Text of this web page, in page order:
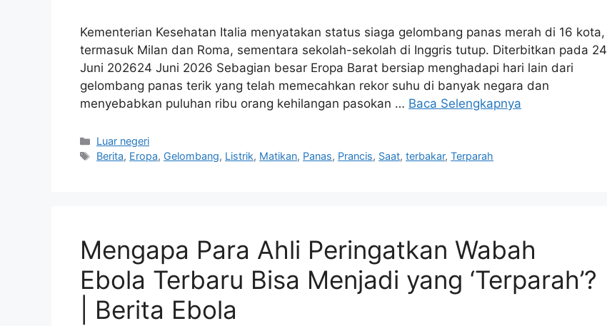
Kementerian Kesehatan Italia menyatakan status siaga gelombang panas merah di 16 kota,
termasuk Milan dan Roma, sementara sekolah-sekolah di Inggris tutup. Diterbitkan pada 24
Juni 202624 Juni 2026 Sebagian besar Eropa Barat bersiap menghadapi hari lain dari
gelombang panas terik yang telah memecahkan rekor suhu di banyak negara dan
menyebabkan puluhan ribu orang kehilangan pasokan … Baca Selengkapnya
Kategori
Luar negeri
Tag
Berita, Eropa, Gelombang, Listrik, Matikan, Panas, Prancis, Saat,terbakar,Terparah
Mengapa Para Ahli Peringatkan Wabah
Ebola Terbaru Bisa Menjadi yang ‘Terparah’?
| Berita Ebola